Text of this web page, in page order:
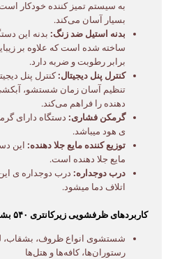
به سیستم تمیز کننده خودکار
بسیار آسان می‌کند.
بدنه استیل ضد زنگ: بدنه این
ساخته شده است که علاوه بر
برابر رطوبت و ضربه دارد.
کنترل پنل دیجیتال:کنترل پنل
تنظیم آسان زمان شستشو،
دهنده را فراهم می‌کند.
گرمکن فشاری: دستگاه دارای
ی هود میباشد.
توزیع کننده مایع جلا دهنده: این
مایع جلا دهنده است.
درب دوجداره: درب دوجداره ی
اتلاف دما میشود.
کاربردهای ظرفشویی زیرکانتری ۵۴۰ بشقاب زانوسی:
شستشوی انواع ظروف، بشقاب،
رستوران‌ها، کافه‌ها و هتل‌ها